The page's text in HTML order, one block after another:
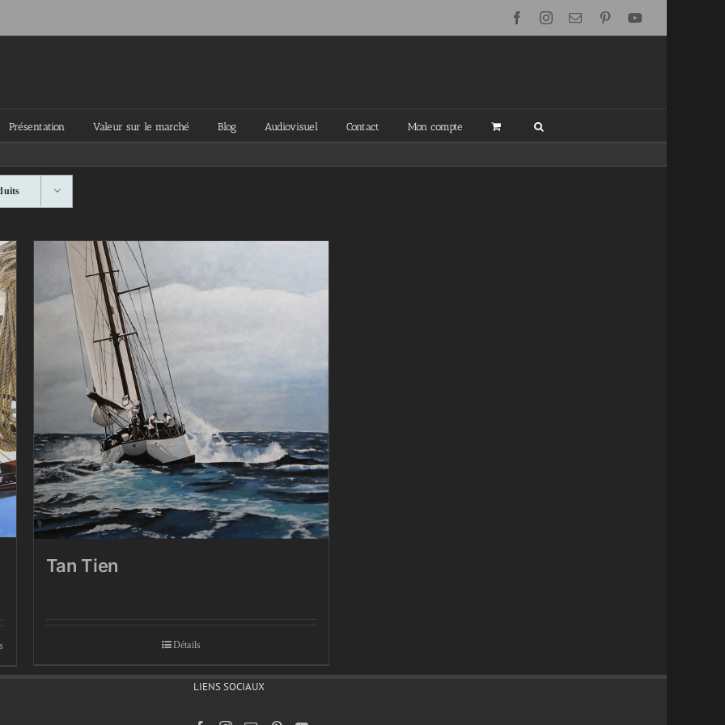
FacebookInstagram
Email Pinterest
Présentation Valeur sur le marché Blog Audiovisuel Contact Mon compte
Tan Tien
Détails
LIENS SOCIAUX